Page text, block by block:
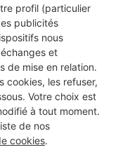
profil (particulier
publicités
nous
et
de mise en relation.
cookies, les refuser,
Votre choix est
à tout moment.
de nos
cookies.